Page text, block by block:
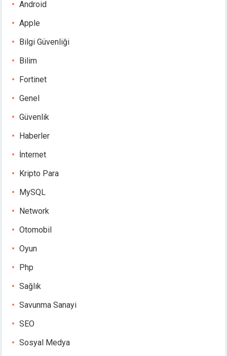
Android
Apple
Bilgi Güvenliği
Bilim
Fortinet
Genel
Güvenlik
Haberler
İnternet
Kripto Para
MySQL
Network
Otomobil
Oyun
Php
Sağlık
Savunma Sanayi
SEO
Sosyal Medya